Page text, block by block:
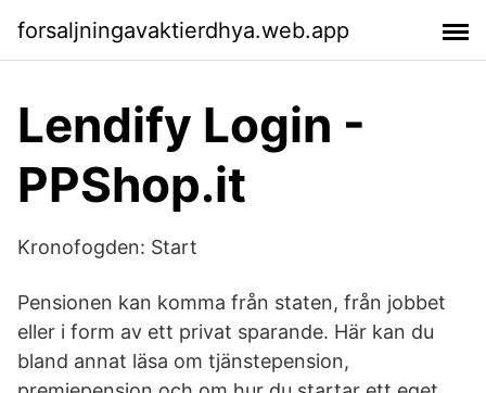
forsaljningavaktierdhya.web.app
Lendify Login -
PPShop.it
Kronofogden: Start
Pensionen kan komma från staten, från jobbet
eller i form av ett privat sparande. Här kan du
bland annat läsa om tjänstepension,